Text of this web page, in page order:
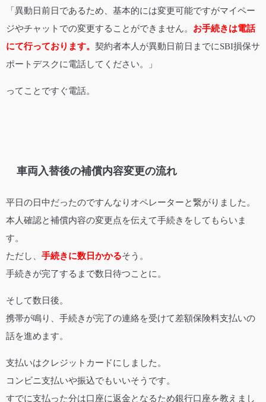
「異動日前日であるため、基本的には変更可能ですがマイペー
ジやチャットでの変更することができません。 お手続きは電話
にて行っております。 契約者本人が異動日前日までにSBI損保サ
ポートデスクに電話してください。」
ってことですぐ電話。
車両入替後の補償内容変更の流れ
平日の日中だったのですんなりオペレーターと繋がりました。
本人確認と補償内容の変更点を伝えて手続きをしてもらいま
す。
ただし、 手続きに数日かかるそう。
手続きが完了するまで数日待つことに。
そして数日後。
携帯が鳴り、手続きが完了の連絡を受けて差額保険料支払いの
話を進めます。
支払いはクレジットカードにしました。
コンビニ支払いや振込でもいいそうです。
すでに支払った分は口座に返金となるため銀行口座を教えまし